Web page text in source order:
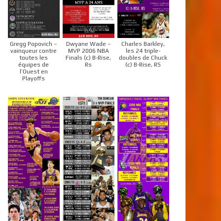
Gregg Popovich –
vainqueur contre
toutes les
équipes de
l’Ouest en
Playoffs
Dwyane Wade –
MVP 2006 NBA
Finals (c) B-Rise,
Rs
Charles Barkley,
les 24 triple-
doubles de Chuck
(c) B-Rise, RS